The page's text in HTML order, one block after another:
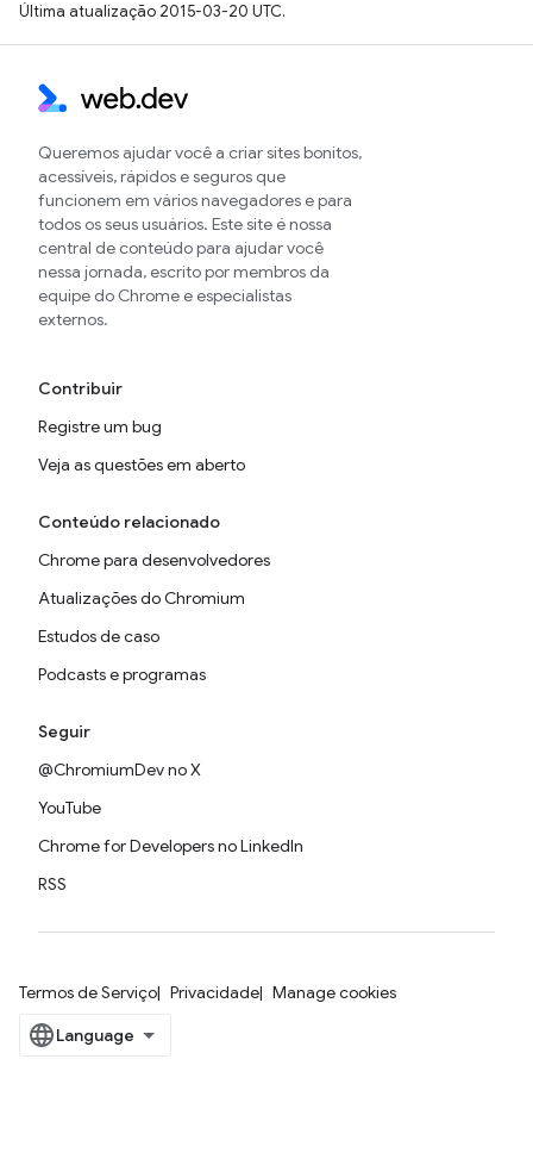
Última atualização 2015-03-20 UTC.
Queremos ajudar você a criar sites bonitos,
acessíveis, rápidos e seguros que
funcionem em vários navegadores e para
todos os seus usuários. Este site é nossa
central de conteúdo para ajudar você
nessa jornada, escrito por membros da
equipe do Chrome e especialistas
externos.
Contribuir
Registre um bug
Veja as questões em aberto
Conteúdo relacionado
Chrome para desenvolvedores
Atualizações do Chromium
Estudos de caso
Podcasts e programas
Seguir
@ChromiumDev no X
YouTube
Chrome for Developers no LinkedIn
RSS
Termos de Serviço Privacidade Manage cookies